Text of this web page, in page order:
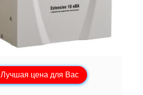
Лучшая цена для Вас